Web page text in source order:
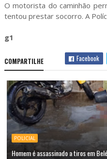
O motorista do caminhão
tentou prestar socorro. A
g1
COMPARTILHE Facebook
POLICIAL
Homem é assassinado a tiros em